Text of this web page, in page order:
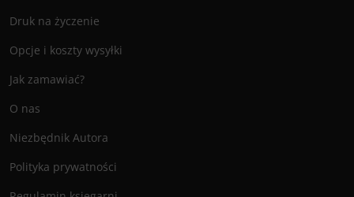
Druk na życzenie
Opcje i koszty wysyłki
Jak zamawiać?
O nas
Niezbędnik Autora
Polityka prywatności